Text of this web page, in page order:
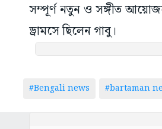
সম্পূর্ণ নতুন ও সঙ্গীত
ড্রামসে ছিলেন গাবু।
#Bengali news #bartaman